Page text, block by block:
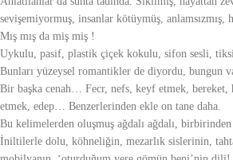
sevişemiyormuş, insanlar kötüymüş, anlamsızmış,
Mış mış da miş miş !
Uykulu, pasif, plastik çiçek kokulu, sifon sesli,
Bunları yüzeysel romantikler de diyordu, bungun
Bir başka cenah… Fecr, nefs, keyf etmek, bereket,
etmek, edep… Benzerlerinden ekle on tane daha.
Bu kelimelerden oluşmuş ağdalı ağdalı,
İniltilerle dolu, köhneliğin, mezarlık sislerinin,